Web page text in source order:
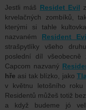
Jestli máš Residet Evil
krvelačných zombíků,
kterými si tahle
nazvaném Resident
strašpytlíky všeho
poslední díl
Capcom nazvaný
hře asi tak blízko, jako
v květnu letošního roku
Residentů můžeš totiž
a když budeme jó